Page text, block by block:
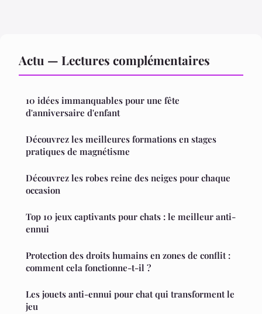
Actu — Lectures complémentaires
10 idées immanquables pour une fête
d'anniversaire d'enfant
Découvrez les meilleures formations en stages
pratiques de magnétisme
Découvrez les robes reine des neiges pour chaque
occasion
Top 10 jeux captivants pour chats : le meilleur anti-
ennui
Protection des droits humains en zones de conflit :
comment cela fonctionne-t-il ?
Les jouets anti-ennui pour chat qui transforment le
jeu